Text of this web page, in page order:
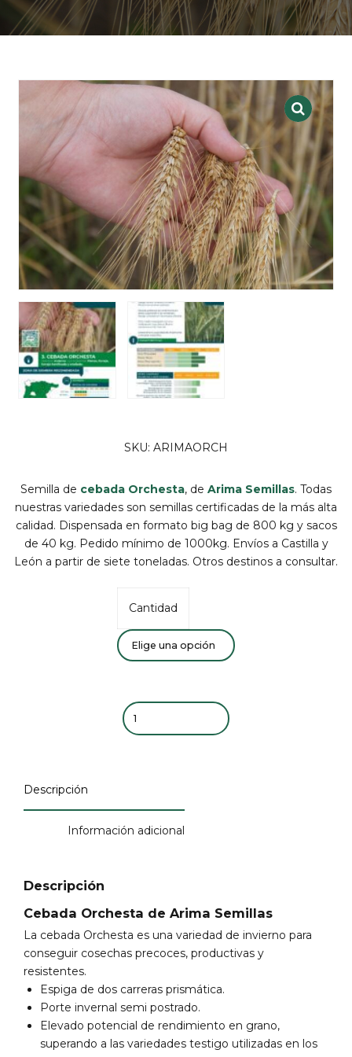
SKU: ARIMAORCH
Semilla de cebada Orchesta, de Arima Semillas. Todas
nuestras variedades son semillas certificadas de la más alta
calidad. Dispensada en formato big bag de 800 kg y sacos
de 40 kg. Pedido mínimo de 1000kg. Envíos a Castilla y
León a partir de siete toneladas. Otros destinos a consultar.
Cantidad
Quantity
Descripción
Información adicional
Descripción
Cebada Orchesta de Arima Semillas
La cebada Orchesta es una variedad de invierno para
conseguir cosechas precoces, productivas y
resistentes.
Espiga de dos carreras prismática.
Porte invernal semi postrado.
Elevado potencial de rendimiento en grano,
superando a las variedades testigo utilizadas en los